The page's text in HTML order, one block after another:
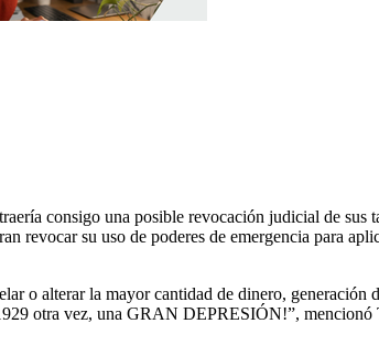
consigo una posible revocación judicial de sus
revocar su uso de poderes de emergencia para
o alterar la mayor cantidad de dinero, generación
otra vez, una GRAN DEPRESIÓN!”, mencionó